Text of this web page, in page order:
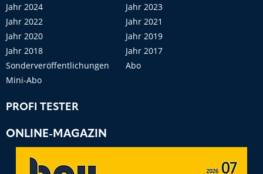
Jahr 2024
Jahr 2023
Jahr 2022
Jahr 2021
Jahr 2020
Jahr 2019
Jahr 2018
Jahr 2017
Sonderveröffentlichungen
Abo
Mini-Abo
PROFI TESTER
ONLINE-MAGAZIN